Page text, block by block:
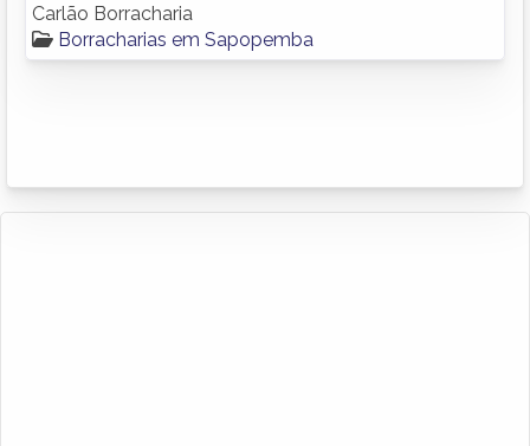
Carlão Borracharia
Borracharias em Sapopemba